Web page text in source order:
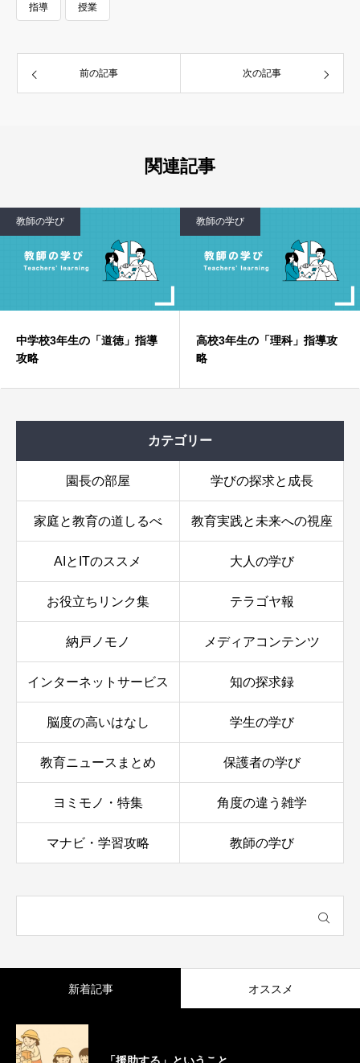
指導 授業
前の記事 次の記事
関連記事
教師の学び
高校3年生の「理科」指導攻
教師の学び
高校3年生の「国語」指導
カテゴリー
園長の部屋 学びの探求と成長
家庭と教育の道しるべ 教育実践と未来への視座
AIとITのススメ 大人の学び
お役立ちリンク集 テラゴヤ報
納戸ノモノ メディアコンテンツ
インターネットサービス 知の探求録
脳度の高いはなし 学生の学び
教育ニュースまとめ 保護者の学び
ヨミモノ・特集 角度の違う雑学
マナビ・学習攻略 教師の学び
新着記事 オススメ
5. 図画工作：色と形のアート探検！〜キミだけの世界
を表現しよう〜
教師視点：創造性と表現力の育成、多様な素材との
目標設定のポイント：
アナログとデジタルのバランスを意識した手立て：
評価の視点：工夫、発想力、自己表現、デジタル活